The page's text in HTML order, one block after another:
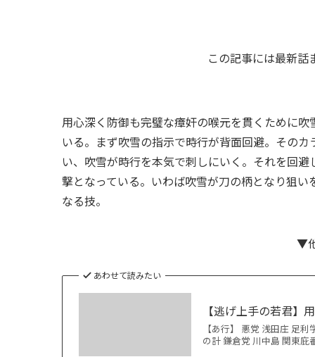
この記事には最新話
用心深く防御も完璧な瘴奸の喉元を貫くために
いる。まず吹雪の指示で時行が背面回避。その
い、吹雪が時行を本気で刺しにいく。それを回
撃となっている。いわば吹雪が刀の柄となり狙
なる技。
▼
あわせて読みたい
【逃げ上手の若君】
【あ行】 悪党 浅田庄 足
の計 鎌倉党 川中島 関東庇